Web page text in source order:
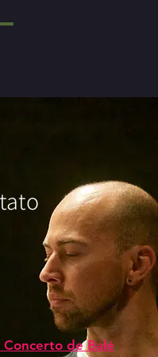
de Balé